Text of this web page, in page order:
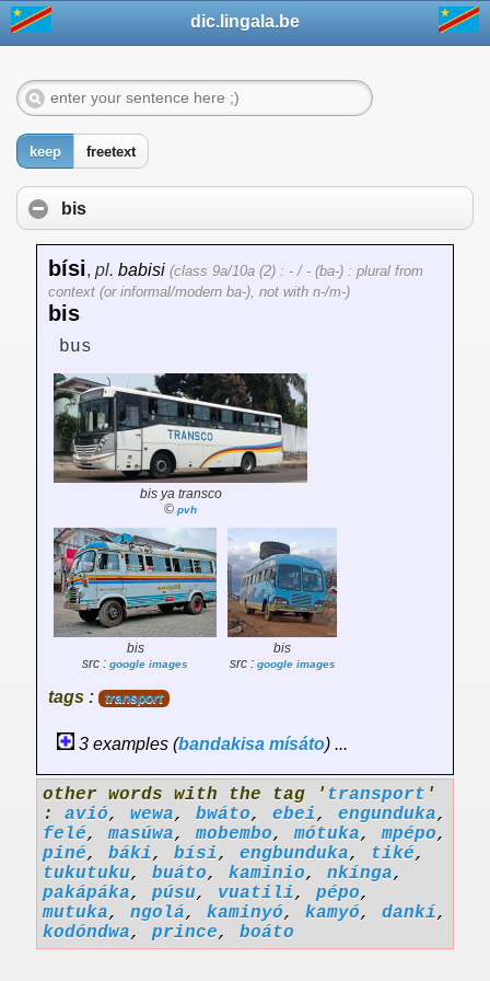
dic.lingala.be
keep freetext
bis
bísi, pl. babisi (class 9a/10a (2) : - / - (ba-) : plural from
context (or informal/modern ba-), not with n-/m-)
bis
bus
bis ya transco
© pvh
bis
src : google images
bis
src : google images
tags : transport
3 examples (bandakisa mísáto) ...
other words with the tag ' transport '
: avió, wewa, bwáto, ebei, engunduka,
felé,masúwa,mobembo,mótuka,mpépo,
piné, báki, bísi, engbunduka, tiké,
tukutuku, buáto, kaminio, nkínga,
pakápáka, púsu, vuatili, pépo,
mutuka, ngolá, kaminyó, kamyó, dankí,
kodóndwa, prince, boáto